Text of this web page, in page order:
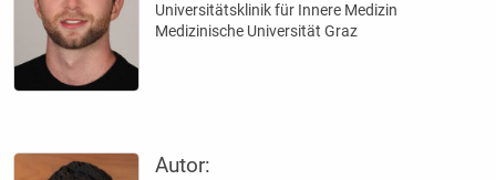
Universitätsklinik für Innere Medizin
Medizinische Universität Graz
Autor: